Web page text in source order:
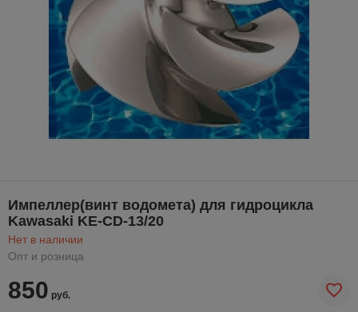
Импеллер(винт водомета) для гидроцикла
Kawasaki KE-CD-13/20
Нет в наличии
Опт и розница
850 руб.